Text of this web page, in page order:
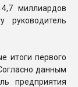
миллиардов
руководитель
итоги первого
данным
предприятия